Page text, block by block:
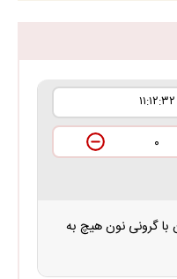
۰
با گرونی نون هیچ به